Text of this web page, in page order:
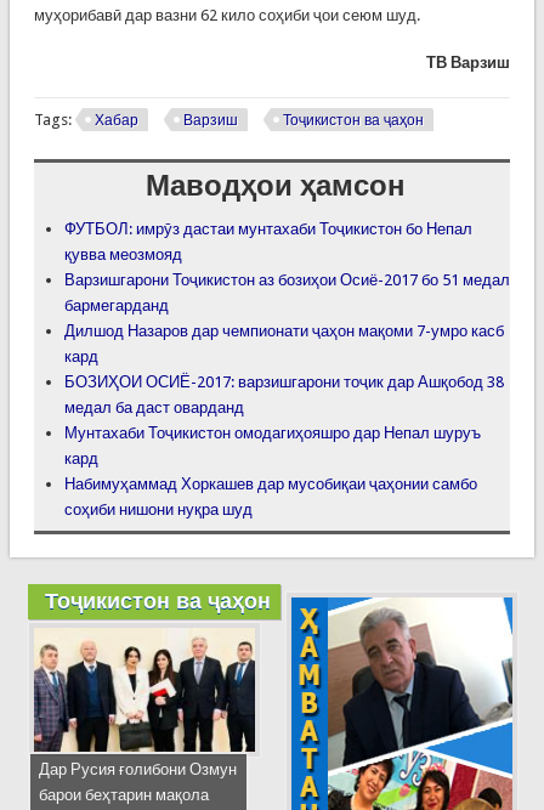
муҳорибавӣ дар вазни 62 кило соҳиби ҷои сеюм шуд.
ТВ Варзиш
Tags: Хабар Варзиш Тоҷикистон ва ҷаҳон
Маводҳои ҳамсон
ФУТБОЛ: имрӯз дастаи мунтахаби Тоҷикистон бо Непал
қувва меозмояд
Варзишгарони Тоҷикистон аз бозиҳои Осиё-2017 бо 51 медал
бармегарданд
Дилшод Назаров дар чемпионати ҷаҳон мақоми 7-умро касб
кард
БОЗИҲОИ ОСИЁ-2017: варзишгарони тоҷик дар Ашқобод 38
медал ба даст оварданд
Мунтахаби Тоҷикистон омодагиҳояшро дар Непал шуруъ
кард
Набимуҳаммад Хоркашев дар мусобиқаи ҷаҳонии самбо
соҳиби нишони нуқра шуд
Тоҷикистон ва ҷаҳон
Дар Русия ғолибони Озмун
барои беҳтарин мақола